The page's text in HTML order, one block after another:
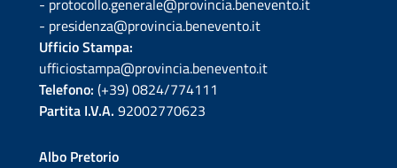
- protocollo.generale@provincia.benevento.it
- presidenza@provincia.benevento.it
Ufficio Stampa:
ufficiostampa@provincia.benevento.it
Telefono: (+39) 0824/774111
Partita I.V.A. 92002770623
Albo Pretorio